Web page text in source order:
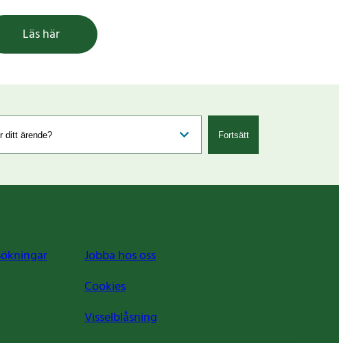
Läs här
Fortsätt
Jobba hos oss
Cookies
Visselblåsning